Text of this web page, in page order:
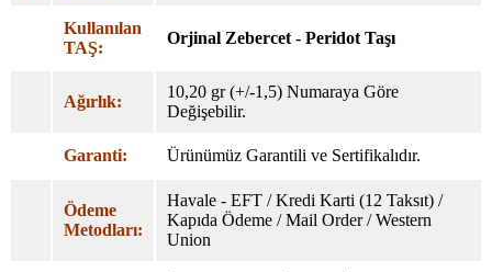
Kullanılan
TAŞ:
Orjinal Zebercet - Peridot Taşı
Ağırlık:
10,20 gr (+/-1,5) Numaraya Göre
Değişebilir.
Garanti: Ürünümüz Garantili ve Sertifikalıdır.
Ödeme
Metodları:
Havale - EFT / Kredi Karti (12 Taksıt) /
Kapıda Ödeme / Mail Order / Western
Union